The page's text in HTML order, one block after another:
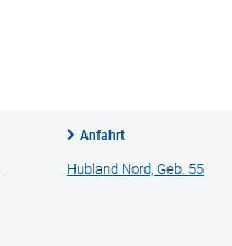
Anfahrt
Hubland Nord, Geb. 55